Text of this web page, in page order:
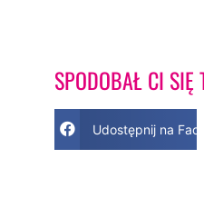
SPODOBAŁ CI SIĘ
Udostępnij na